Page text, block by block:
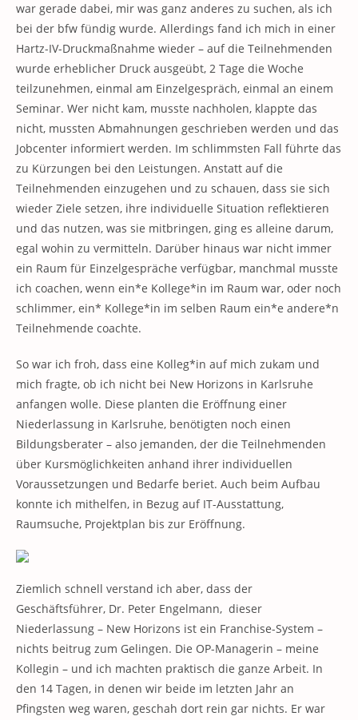
war gerade dabei, mir was ganz anderes zu suchen, als ich
bei der bfw fündig wurde. Allerdings fand ich mich in einer
Hartz-IV-Druckmaßnahme wieder – auf die Teilnehmenden
wurde erheblicher Druck ausgeübt, 2 Tage die Woche
teilzunehmen, einmal am Einzelgespräch, einmal an einem
Seminar. Wer nicht kam, musste nachholen, klappte das
nicht, mussten Abmahnungen geschrieben werden und das
Jobcenter informiert werden. Im schlimmsten Fall führte das
zu Kürzungen bei den Leistungen. Anstatt auf die
Teilnehmenden einzugehen und zu schauen, dass sie sich
wieder Ziele setzen, ihre individuelle Situation reflektieren
und das nutzen, was sie mitbringen, ging es alleine darum,
egal wohin zu vermitteln. Darüber hinaus war nicht immer
ein Raum für Einzelgespräche verfügbar, manchmal musste
ich coachen, wenn ein*e Kollege*in im Raum war, oder noch
schlimmer, ein* Kollege*in im selben Raum ein*e andere*n
Teilnehmende coachte.
So war ich froh, dass eine Kolleg*in auf mich zukam und
mich fragte, ob ich nicht bei New Horizons in Karlsruhe
anfangen wolle. Diese planten die Eröffnung einer
Niederlassung in Karlsruhe, benötigten noch einen
Bildungsberater – also jemanden, der die Teilnehmenden
über Kursmöglichkeiten anhand ihrer individuellen
Voraussetzungen und Bedarfe beriet. Auch beim Aufbau
konnte ich mithelfen, in Bezug auf IT-Ausstattung,
Raumsuche, Projektplan bis zur Eröffnung.
Ziemlich schnell verstand ich aber, dass der
Geschäftsführer, Dr. Peter Engelmann, dieser
Niederlassung – New Horizons ist ein Franchise-System –
nichts beitrug zum Gelingen. Die OP-Managerin – meine
Kollegin – und ich machten praktisch die ganze Arbeit. In
den 14 Tagen, in denen wir beide im letzten Jahr an
Pfingsten weg waren, geschah dort rein gar nichts. Er war